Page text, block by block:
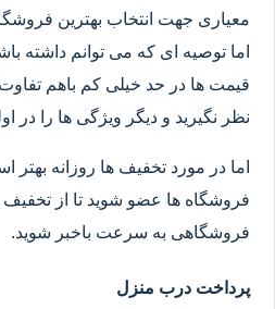
معیاری جهت انتخاب بهترین
اما توصیه ای که می توانم داشته
قیمت ها در حد خیلی کم باهم
نظر نگیرید و دیگر ویژگی ها را در
اما در مورد تخفیف ها روزانه
فروشگاه ها عضو شوید تا از تخفیف
فروشگاهی به سرعت باخبر شوید.
پرداخت درب منزل